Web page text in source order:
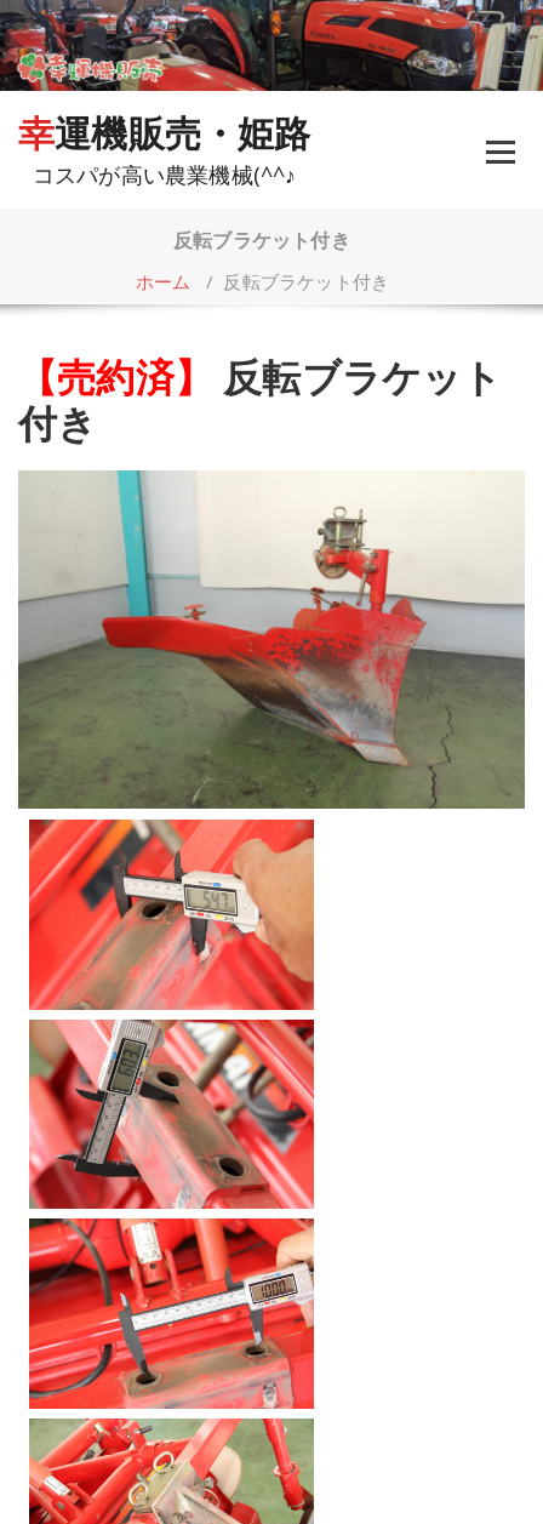
コ
ン
テ
ン
幸運機販売・姫路
コスパが高い農業機械(^^♪
反転ブラケット付き
ホーム / 反転ブラケット付き
【売約済】
反転ブラケット
付き